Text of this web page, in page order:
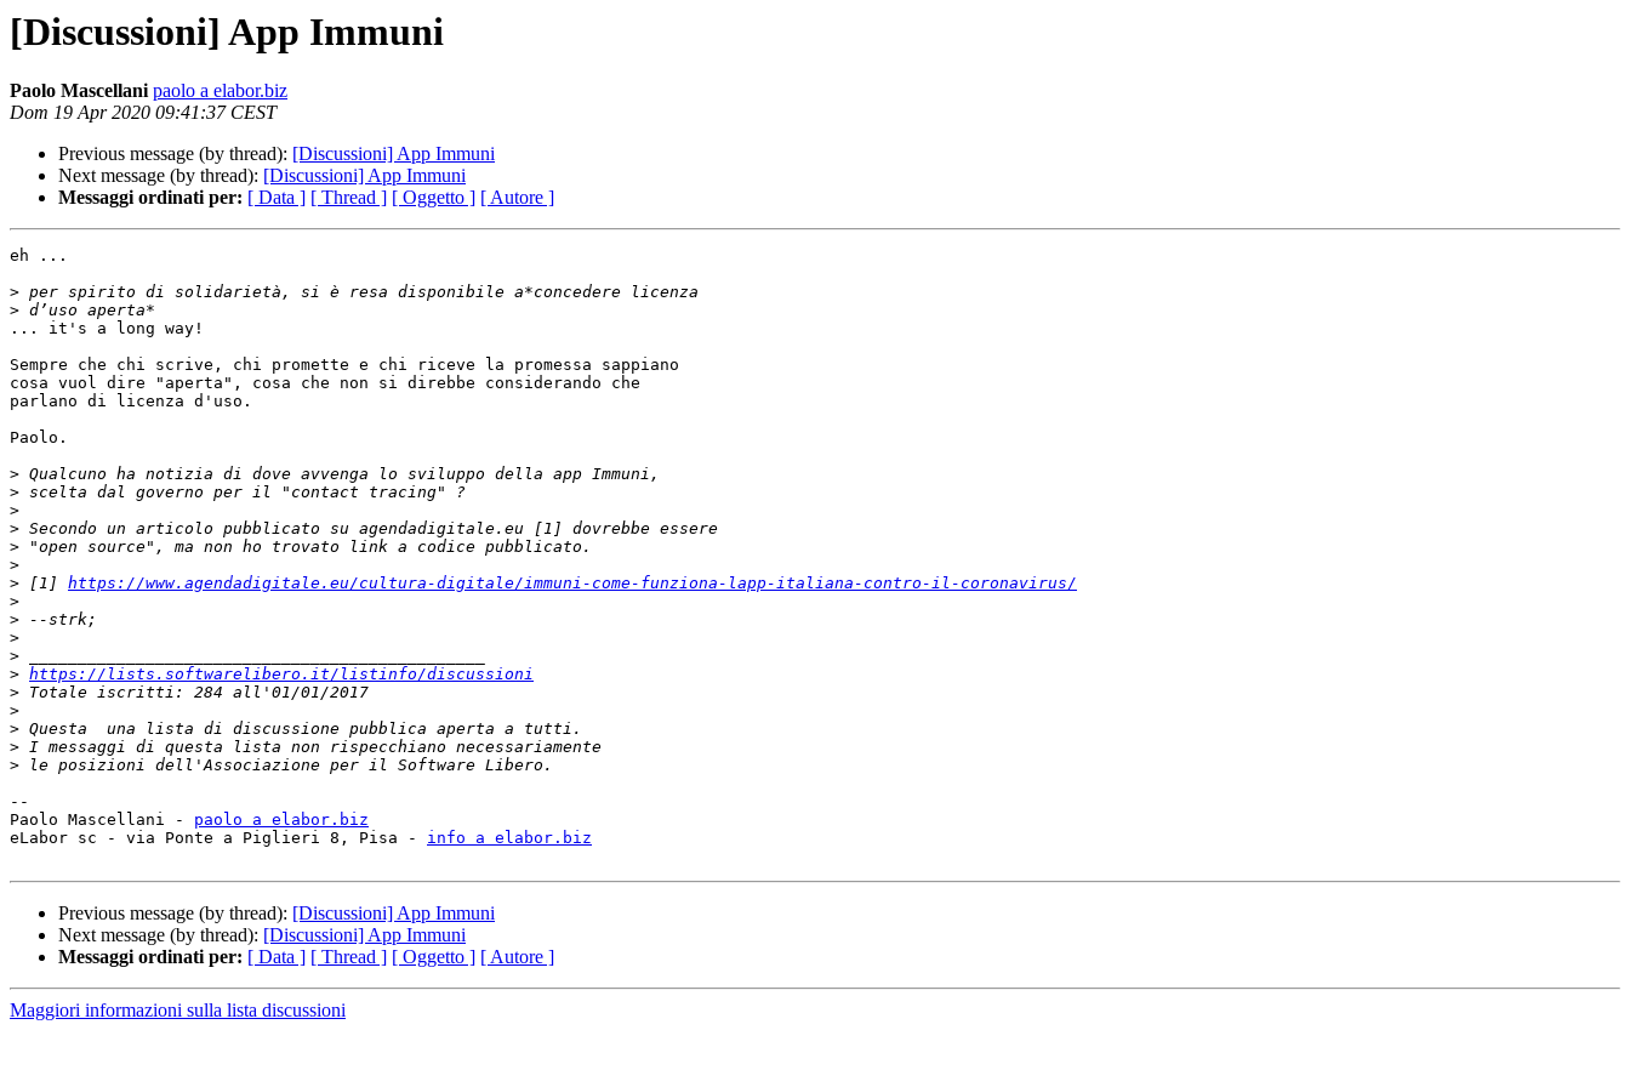
[Discussioni] App Immuni
Paolo Mascellani paolo a elabor.biz
Dom 19 Apr 2020 09:41:37 CEST
Previous message (by thread): [Discussioni] App Immuni
Next message (by thread): [Discussioni] App Immuni
Messaggi ordinati per: [ Data ] [ Thread ] [ Oggetto ] [ Autore ]
eh ...
>
>
... it's a long way!
Sempre che chi scrive, chi promette e chi riceve la promessa sappiano
cosa vuol dire "aperta", cosa che non si direbbe considerando che
parlano di licenza d'uso.
Paolo.
>
>
>
>
>
>
> [1] https://www.agendadigitale.eu/cultura-digitale/immuni-come-funziona-lapp-italiana-contro-il-coronavirus/
>
>
>
>
> https://lists.softwarelibero.it/listinfo/discussioni
>
>
>
>
>
--
Paolo Mascellani - paolo a elabor.biz
eLabor sc - via Ponte a Piglieri 8, Pisa - info a elabor.biz
Previous message (by thread): [Discussioni] App Immuni
Next message (by thread): [Discussioni] App Immuni
Messaggi ordinati per: [ Data ] [ Thread ] [ Oggetto ] [ Autore ]
Maggiori informazioni sulla lista discussioni